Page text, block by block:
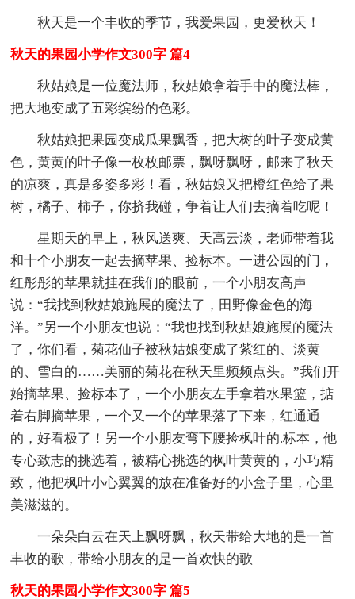
秋天是一个丰收的季节，我爱果园，更爱秋天！
秋天的果园小学作文300字 篇4
秋姑娘是一位魔法师，秋姑娘拿着手中的魔法棒，
把大地变成了五彩缤纷的色彩。
秋姑娘把果园变成瓜果飘香，把大树的叶子变成黄
色，黄黄的叶子像一枚枚邮票，飘呀飘呀，邮来了秋天
的凉爽，真是多姿多彩！看，秋姑娘又把橙红色给了果
树，橘子、柿子，你挤我碰，争着让人们去摘着吃呢！
星期天的早上，秋风送爽、天高云淡，老师带着我
和十个小朋友一起去摘苹果、捡标本。一进公园的门，
红彤彤的苹果就挂在我们的眼前，一个小朋友高声
说：“我找到秋姑娘施展的魔法了，田野像金色的海
洋。”另一个小朋友也说：“我也找到秋姑娘施展的魔法
了，你们看，菊花仙子被秋姑娘变成了紫红的、淡黄
的、雪白的……美丽的菊花在秋天里频频点头。”我们开
始摘苹果、捡标本了，一个小朋友左手拿着水果篮，掂
着右脚摘苹果，一个又一个的苹果落了下来，红通通
的，好看极了！另一个小朋友弯下腰捡枫叶的.标本，他
专心致志的挑选着，被精心挑选的枫叶黄黄的，小巧精
致，他把枫叶小心翼翼的放在准备好的小盒子里，心里
美滋滋的。
一朵朵白云在天上飘呀飘，秋天带给大地的是一首
丰收的歌，带给小朋友的是一首欢快的歌
秋天的果园小学作文300字 篇5